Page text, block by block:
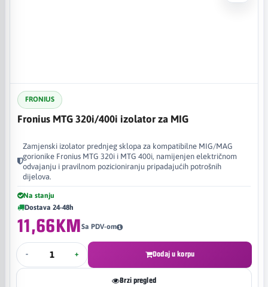
FRONIUS
Fronius MTG 320i/400i izolator za MIG
Zamjenski izolator prednjeg sklopa za kompatibilne MIG/MAG
gorionike Fronius MTG 320i i MTG 400i, namijenjen električnom
odvajanju i pravilnom pozicioniranju pripadajućih potrošnih
dijelova.
Na stanju
Dostava 24-48h
11,66KMSa PDV-om
- + Dodaj u korpu
Brzi pregled